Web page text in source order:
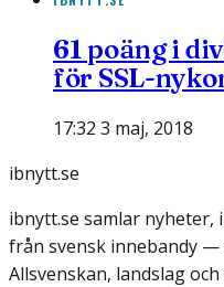
61 poäng i
för SSL-
17:32 3 maj, 2018
ibnytt.se
ibnytt.se samlar
från svensk innebandy —
Allsvenskan, landslag